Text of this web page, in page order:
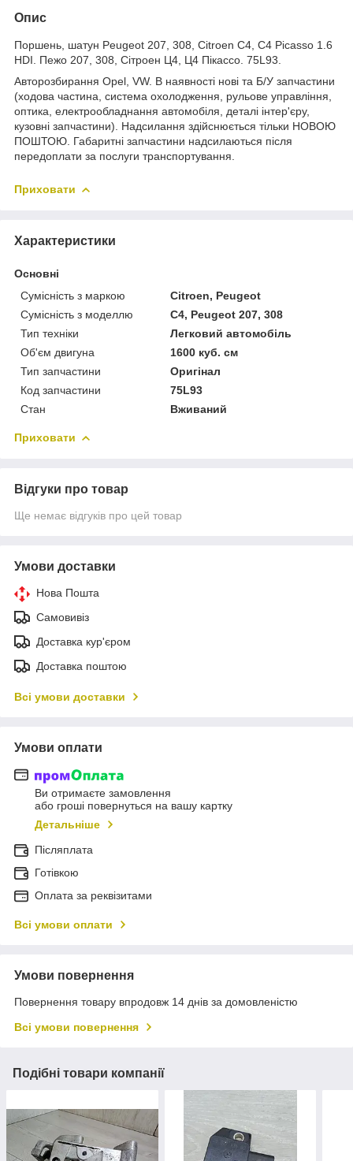
Опис
Поршень, шатун Peugeot 207, 308, Citroen C4, C4 Picasso 1.6
HDI. Пежо 207, 308, Сітроен Ц4, Ц4 Пікассо. 75L93.
Авторозбирання Opel, VW. В наявності нові та Б/У запчастини
(ходова частина, система охолодження, рульове управління,
оптика, електрообладнання автомобіля, деталі інтер'єру,
кузовні запчастини). Надсилання здійснюється тільки НОВОЮ
ПОШТОЮ. Габаритні запчастини надсилаються після
передоплати за послуги транспортування.
Приховати
Характеристики
Основні
Сумісність з маркою
Citroen, Peugeot
Сумісність з моделлю
C4, Peugeot 207, 308
Тип техніки
Легковий автомобіль
Об'єм двигуна
1600 куб. см
Тип запчастини
Оригінал
Код запчастини
75L93
Стан
Вживаний
Приховати
Відгуки про товар
Ще немає відгуків про цей товар
Умови доставки
Нова Пошта
Самовивіз
Доставка кур'єром
Доставка поштою
Всі умови доставки
Умови оплати
Ви отримаєте замовлення
або гроші повернуться на вашу картку
Детальніше
Післяплата
Готівкою
Оплата за реквізитами
Всі умови оплати
Умови повернення
Повернення товару впродовж 14 днів за домовленістю
Всі умови повернення
Подібні товари компанії